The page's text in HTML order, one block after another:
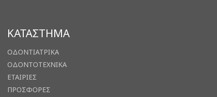
ΚΑΤΑΣΤΗΜΑ
ΟΔΟΝΤΙΑΤΡΙΚΑ
ΟΔΟΝΤΟΤΕΧΝΙΚΑ
ΕΤΑΙΡΙΕΣ
ΠΡΟΣΦΟΡΕΣ